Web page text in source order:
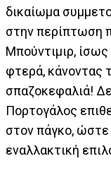
δικαίωμα
στην περίπτωση
Μπούντιμιρ,
φτερά, κάνοντας
σπαζοκεφαλιά!
Πορτογάλος
στον πάγκο, ώστε
εναλλακτική